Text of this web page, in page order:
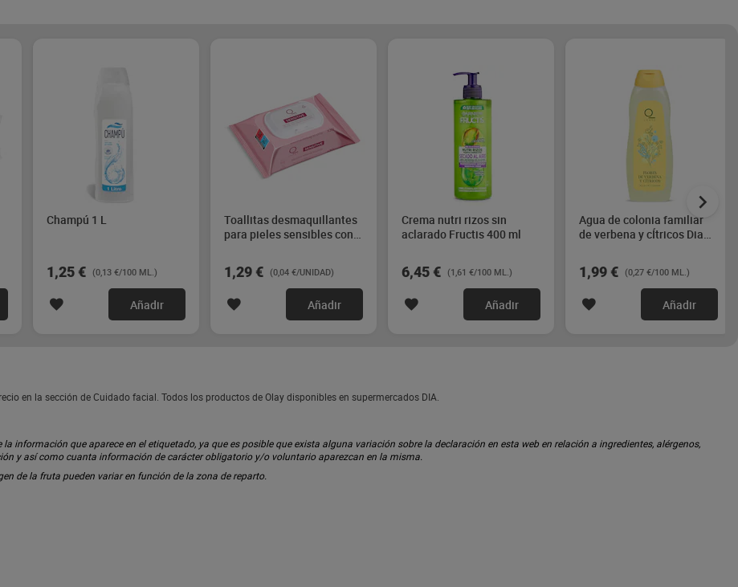
Champú 1 L
1,25 € (0,13 €/100 ML.)
Añadir
Toallitas desmaquillantes
para pieles sensibles con
Imaqe 30 unidades
1,29 € (0,04 €/UNIDAD)
Añadir
Crema nutri rizos sin
aclarado Fructis 400 ml
6,45 € (1,61 €/100 ML.)
Añadir
Agua de colonia familiar
de verbena y cÍtricos Dia
1,99 € (0,27 €/100 ML.)
Añadir
en la sección de Cuidado facial. Todos los productos de Olay disponibles en supermercados DIA.
información que aparece en el etiquetado, ya que es posible que exista alguna variación sobre la declaración en esta web en relación a ingredientes, alérgenos,
y así como cuanta información de carácter obligatorio y/o voluntario aparezcan en la misma.
de la fruta pueden variar en función de la zona de reparto.